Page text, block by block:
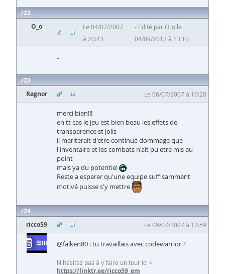
22
O_o
Le 04/07/2007
à 20:43
Edité par O_o le
04/09/2017 à 13:10
-
23
Ragnor
Le 06/07/2007 à 10:20
merci bien!!!
en tt cas le jeu est bien beau les effets de
transparence st jolis
il meriterait d'etre continué dommage que
l'inventaire et les combats n'ait pu etre mis au
point
mais ya du potentiel
Reste a esperer qu'une equipe suffisamment
motivé puisse s'y mettre
24
ricco59
Le 09/07/2007 à 12:59
@falken80 : tu travaillais avec codewarrior ?
N'hésitez pas à y faire un tour ici >
https://linktr.ee/ricco59_em